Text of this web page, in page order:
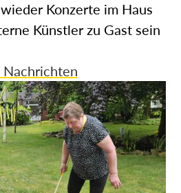
Konzerte im Haus
Künstler zu Gast sein